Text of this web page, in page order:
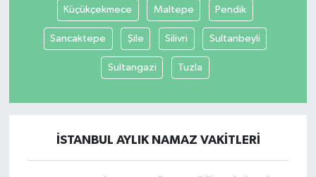
Küçükçekmece Maltepe Pendik
Sancaktepe Şile Silivri Sultanbeyli
Sultangazi Tuzla
İSTANBUL AYLIK NAMAZ VAKITLERI